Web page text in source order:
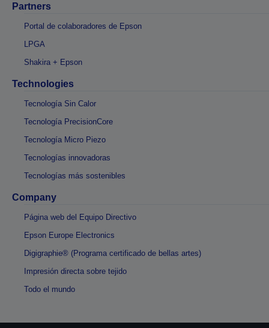
Partners
Portal de colaboradores de Epson
LPGA
Shakira + Epson
Technologies
Tecnología Sin Calor
Tecnología PrecisionCore
Tecnología Micro Piezo
Tecnologías innovadoras
Tecnologías más sostenibles
Company
Página web del Equipo Directivo
Epson Europe Electronics
Digigraphie® (Programa certificado de bellas artes)
Impresión directa sobre tejido
Todo el mundo